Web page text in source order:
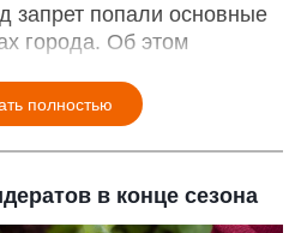
запрет попали основные
города. Об этом
полностью
в конце сезона